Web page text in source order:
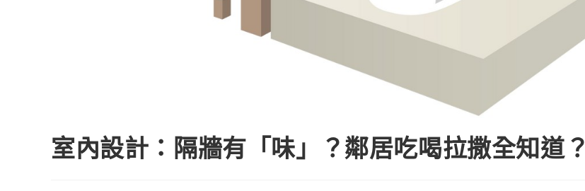
室內設計：隔牆有「味」？鄰居吃喝拉撒全知道？